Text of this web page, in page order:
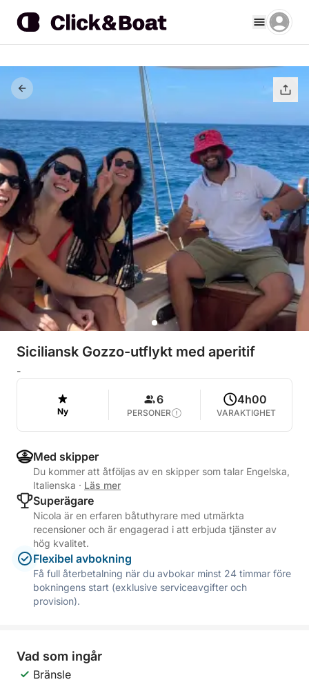
Siciliansk Gozzo-utflykt med aperitif
-
Ny
6
PERSONER
4h00
VARAKTIGHET
Med skipper
Du kommer att åtföljas av en skipper som talar Engelska,
Italienska · Läs mer
Superägare
Nicola är en erfaren båtuthyrare med utmärkta
recensioner och är engagerad i att erbjuda tjänster av
hög kvalitet.
Flexibel avbokning
Få full återbetalning när du avbokar minst 24 timmar före
bokningens start (exklusive serviceavgifter och
provision).
Vad som ingår
Bränsle